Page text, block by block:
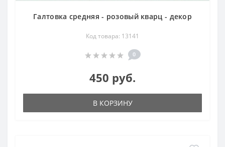
Галтовка средняя - розовый кварц - декор
Код товара: 13141
0
450 руб.
В КОРЗИНУ